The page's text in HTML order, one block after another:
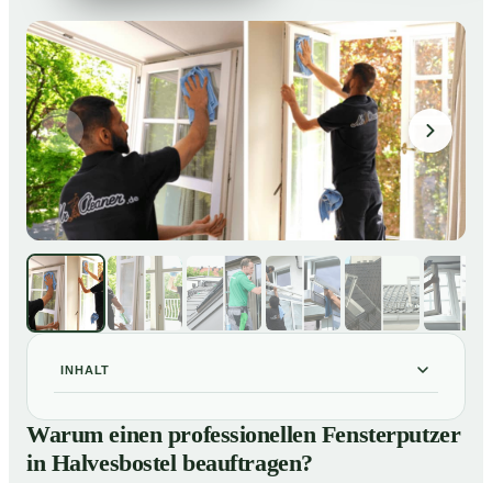
INHALT
Warum einen professionellen Fensterputzer in
Halvesbostel beauftragen?
Warum einen professionellen Fensterputzer
in Halvesbostel beauftragen?